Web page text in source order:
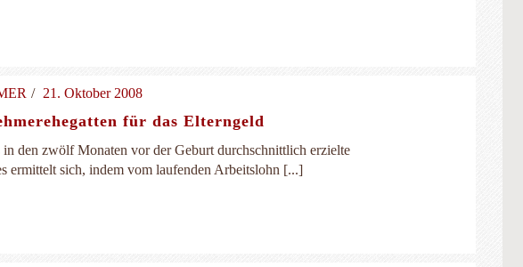
21. Oktober 2008
für das Elterngeld
den zwölf Monaten vor der Geburt durchschnittlich erzielte
ermittelt sich, indem vom laufenden Arbeitslohn [...]